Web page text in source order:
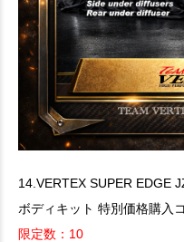
14.VERTEX SUPER EDGE
ボディキット 特別価格購入
限定数：10